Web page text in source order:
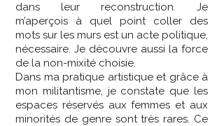
dans leur reconstruction. Je
m’aperçois à quel point coller des
mots sur les murs est un acte politique,
nécessaire. Je découvre aussi la force
de la non-mixité choisie.
Dans ma pratique artistique et grâce à
mon militantisme, je constate que les
espaces réservés aux femmes et aux
minorités de genre sont très rares. Ce